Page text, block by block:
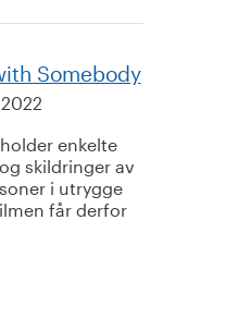
Somebody
enkelte
skildringer av
i utrygge
får derfor